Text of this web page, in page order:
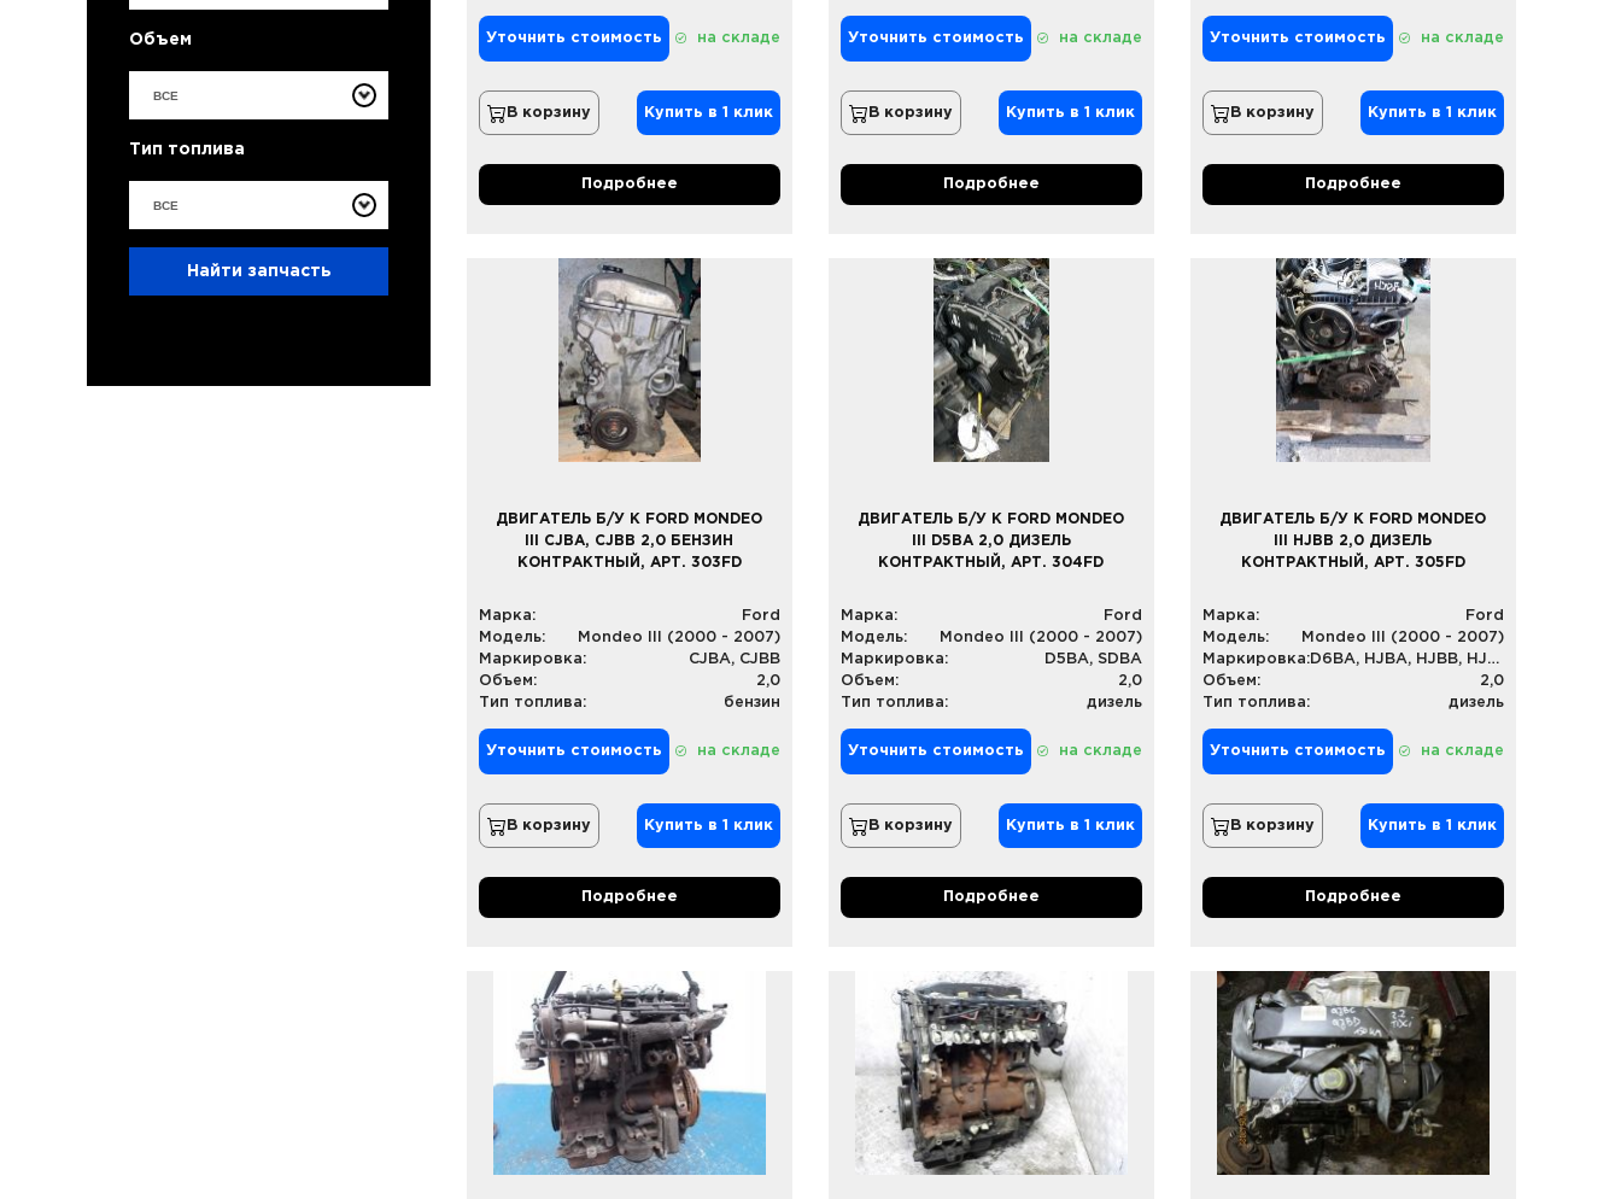
Объем
ВСЕ
Тип топлива
ВСЕ
Найти запчасть
Уточнить стоимость на складе
В корзину Купить в 1 клик
Подробнее
Уточнить стоимость на складе
В корзину Купить в 1 клик
Подробнее
Уточнить стоимость на складе
В корзину Купить в 1 клик
Подробнее
ДВИГАТЕЛЬ Б/У К FORD MONDEO
III CJBA, CJBB 2,0 БЕНЗИН
КОНТРАКТНЫЙ, АРТ. 303FD
Марка:
Ford
Модель:
Mondeo III (2000 - 2007)
Маркировка:
CJBA, CJBB
Объем:
2,0
Тип топлива:
бензин
Уточнить стоимость на складе
В корзину Купить в 1 клик
Подробнее
ДВИГАТЕЛЬ Б/У К FORD MONDEO
III D5BA 2,0 ДИЗЕЛЬ
КОНТРАКТНЫЙ, АРТ. 304FD
Марка:
Ford
Модель:
Mondeo III (2000 - 2007)
Маркировка:
D5BA, SDBA
Объем:
2,0
Тип топлива:
дизель
Уточнить стоимость на складе
В корзину Купить в 1 клик
Подробнее
ДВИГАТЕЛЬ Б/У К FORD MONDEO
III HJBB 2,0 ДИЗЕЛЬ
КОНТРАКТНЫЙ, АРТ. 305FD
Марка:
Ford
Модель:
Mondeo III (2000 - 2007)
Маркировка:
D6BA, HJBA, HJBB, HJBC
Объем:
2,0
Тип топлива:
дизель
Уточнить стоимость на складе
В корзину Купить в 1 клик
Подробнее